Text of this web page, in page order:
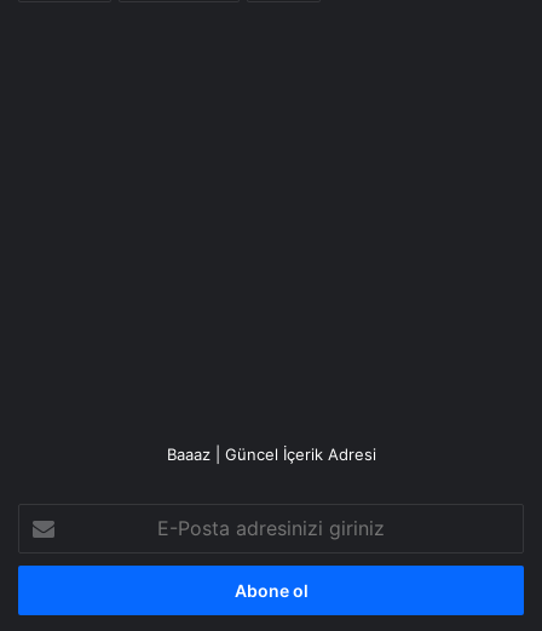
Baaaz | Güncel İçerik Adresi
Posta
adresinizi